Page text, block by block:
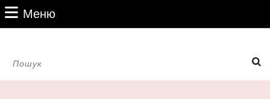
Перейти
до
МенюМеню
Пошук: